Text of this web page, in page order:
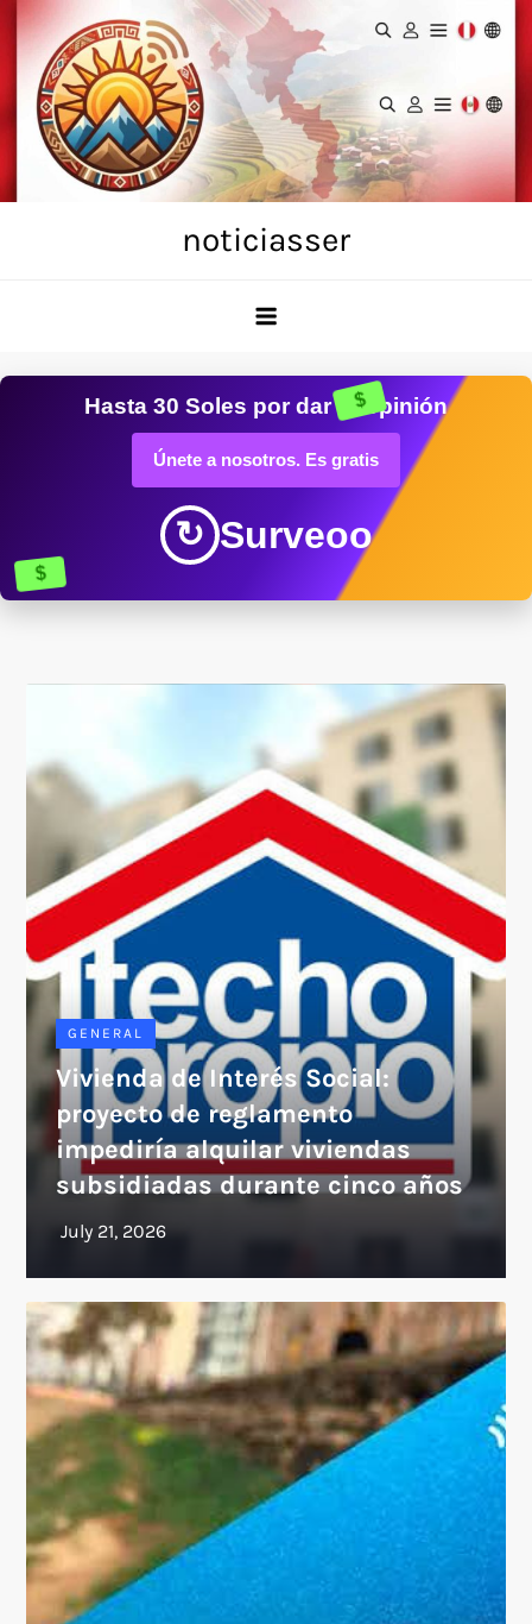
Skip
content
noticiasser
$
$
Hasta 30 Soles por dar tu opinión
Únete a nosotros. Es gratis
↻ Surveoo
GENERAL
Vivienda de Interés Social:
proyecto de reglamento
impediría alquilar viviendas
subsidiadas durante cinco años